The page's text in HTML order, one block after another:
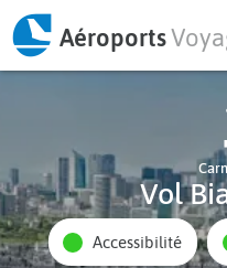
Aéroports
Vol
Accessibilité